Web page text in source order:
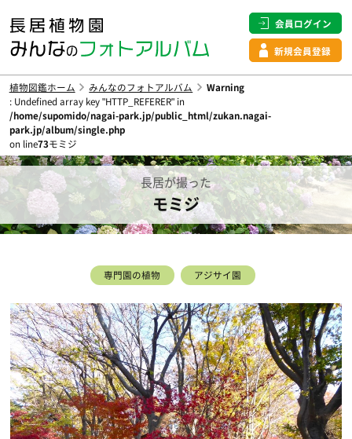
会員ログイン
新規会員登録
植物図鑑ホーム みんなのフォトアルバム
Warning
: Undefined array key "HTTP_REFERER" in
/home/supomido/nagai-park.jp/public_html/zukan.nagai-
park.jp/album/single.php
on line73モミジ
長居が撮った
モミジ
専門園の植物 アジサイ園